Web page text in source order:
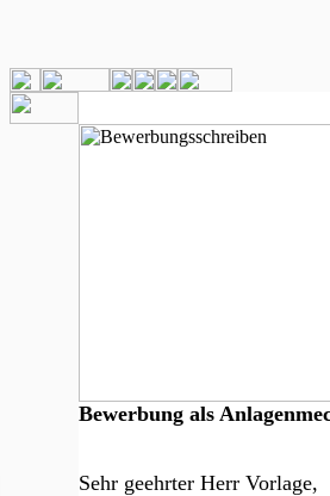
Bewerbung als
Sehr geehrter Herr Vorlage,